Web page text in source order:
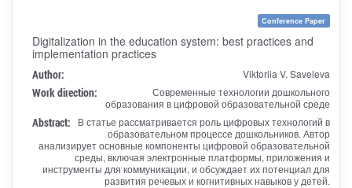
Conference Paper
Digitalization in the education system: best practices and
implementation practices
Author: Viktoriia V. Saveleva
Work direction:
Современные технологии дошкольного
образования в цифровой образовательной среде
Abstract:
В статье рассматривается роль цифровых технологий в
образовательном процессе дошкольников. Автор
анализирует основные компоненты цифровой образовательной
среды, включая электронные платформы, приложения и
инструменты для коммуникации, и обсуждает их потенциал для
развития речевых и когнитивных навыков у детей.